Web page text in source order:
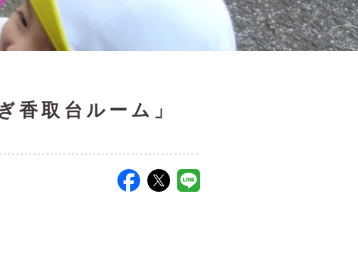
香取台ルーム」